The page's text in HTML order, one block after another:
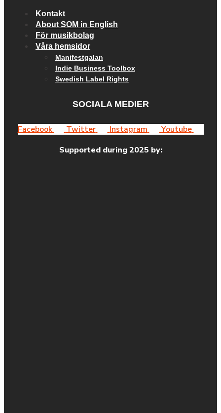
Kontakt
About SOM in English
För musikbolag
Våra hemsidor
Manifestgalan
Indie Business Toolbox
Swedish Label Rights
SOCIALA MEDIER
Facebook Twitter Instagram
Youtube
Supported during 2025 by: